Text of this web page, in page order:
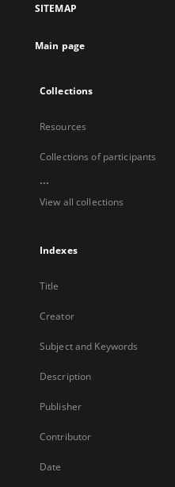
new
SITEMAP
Main page
Collections
Resources
Collections of participants
...
View all collections
Indexes
Title
Creator
Subject and Keywords
Description
Publisher
Contributor
Date